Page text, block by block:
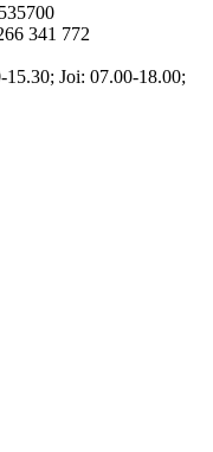
341 772
Joi: 07.00-18.00;